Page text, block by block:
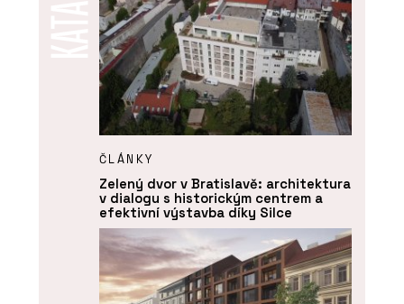
ČLÁNKY
Zelený dvor v Bratislavě: architektura
v dialogu s historickým centrem a
efektivní výstavba díky Silce